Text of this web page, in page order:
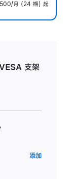
月 (24 期) 起
支架
添加